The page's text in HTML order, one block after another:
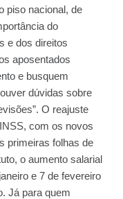
piso nacional, de
do
e dos direitos
aposentados
e busquem
dúvidas sobre
O reajuste
com os novos
primeiras folhas de
o aumento salarial
e 7 de fevereiro
Já para quem